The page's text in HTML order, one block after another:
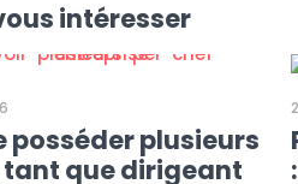
intéresser
posséder plusieurs
tant que dirigeant